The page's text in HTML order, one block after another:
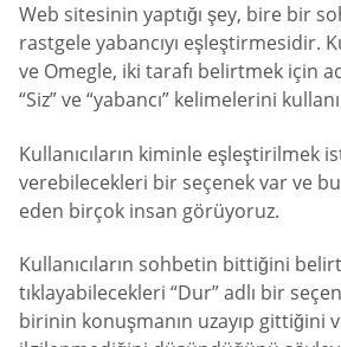
Web sitesinin yaptığı şey, bire bir
rastgele yabancıyı eşleştirmesidir.
ve Omegle, iki tarafı belirtmek için
“Siz” ve “yabancı” kelimelerini
Kullanıcıların kiminle eşleştirilmek
verebilecekleri bir seçenek var ve
eden birçok insan görüyoruz.
Kullanıcıların sohbetin bittiğini
tıklayabilecekleri “Dur” adlı bir
birinin konuşmanın uzayıp gittiğini